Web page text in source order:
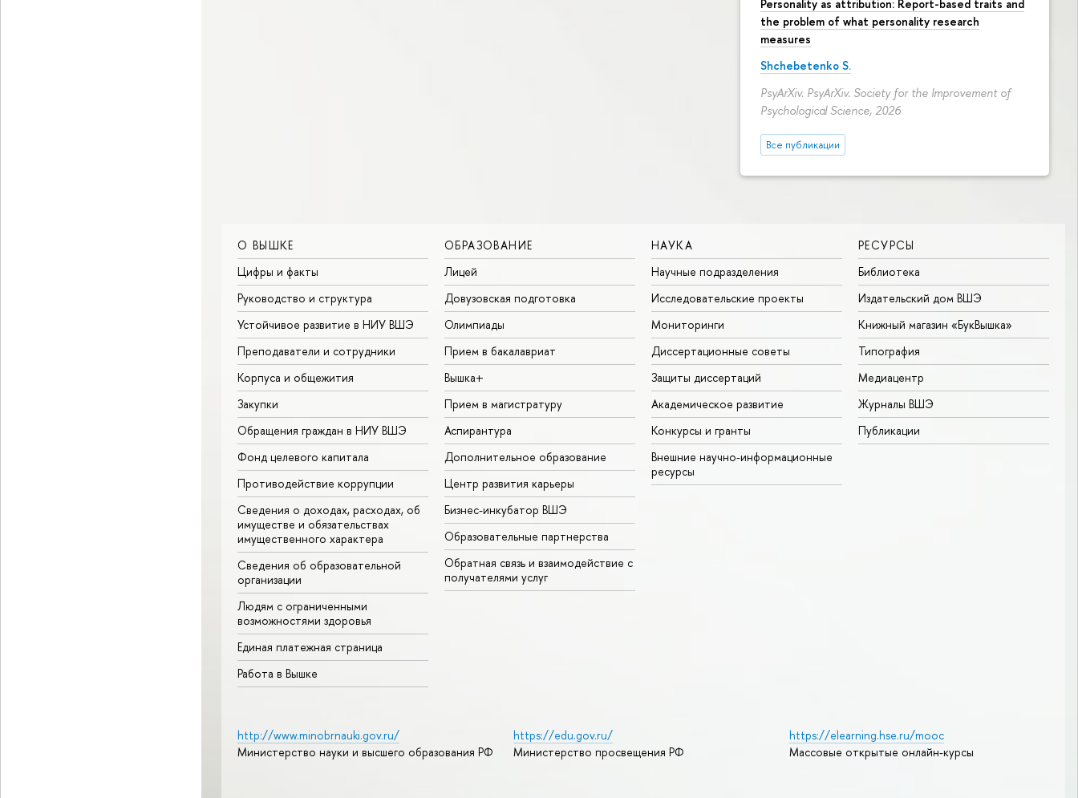
Personality as attribution: Report-based traits and
the problem of what personality research
measures
Shchebetenko S.
PsyArXiv. PsyArXiv. Society for the Improvement of
Psychological Science, 2026
Все публикации
О ВЫШКЕ
Цифры и факты
Руководство и структура
Устойчивое развитие в НИУ ВШЭ
Преподаватели и сотрудники
Корпуса и общежития
Закупки
Обращения граждан в НИУ ВШЭ
Фонд целевого капитала
Противодействие коррупции
Сведения о доходах, расходах, об
имуществе и обязательствах
имущественного характера
Сведения об образовательной
организации
Людям с ограниченными
возможностями здоровья
Единая платежная страница
Работа в Вышке
ОБРАЗОВАНИЕ
Лицей
Довузовская подготовка
Олимпиады
Прием в бакалавриат
Вышка+
Прием в магистратуру
Аспирантура
Дополнительное образование
Центр развития карьеры
Бизнес-инкубатор ВШЭ
Образовательные партнерства
Обратная связь и взаимодействие с
получателями услуг
НАУКА
Научные подразделения
Исследовательские проекты
Мониторинги
Диссертационные советы
Защиты диссертаций
Академическое развитие
Конкурсы и гранты
Внешние научно-информационные
ресурсы
РЕСУРСЫ
Библиотека
Издательский дом ВШЭ
Книжный магазин «БукВышка»
Типография
Медиацентр
Журналы ВШЭ
Публикации
http://www.minobrnauki.gov.ru/
Министерство науки и высшего образования РФ
https://edu.gov.ru/
Министерство просвещения РФ
https://elearning.hse.ru/mooc
Массовые открытые онлайн-курсы